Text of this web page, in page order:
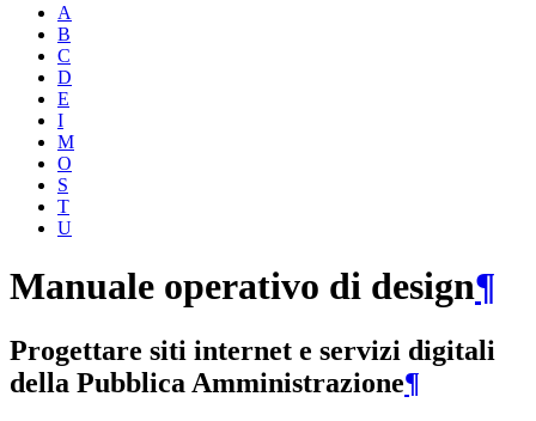
A
B
C
D
E
I
M
O
S
T
U
Manuale operativo di design¶
Progettare siti internet e servizi digitali
della Pubblica Amministrazione¶